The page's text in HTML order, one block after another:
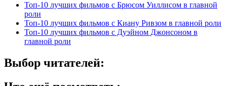
Топ-10 лучших фильмов с Брюсом Уиллисом в главной
роли
Топ-10 лучших фильмов с Киану Ривзом в главной роли
Топ-10 лучших фильмов с Дуэйном Джонсоном в
главной роли
Выбор читателей: